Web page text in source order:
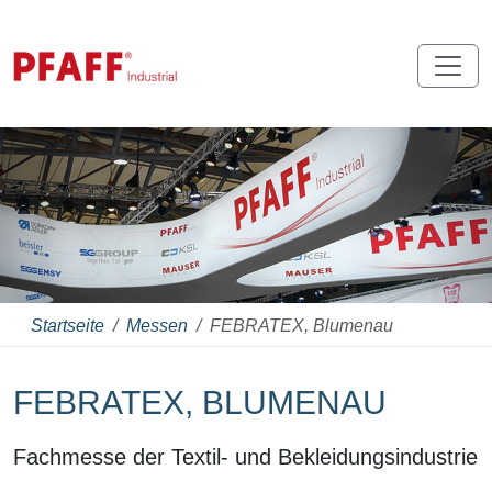
Startseite Messen FEBRATEX, Blumenau
FEBRATEX, BLUMENAU
Fachmesse der Textil- und Bekleidungsindustrie